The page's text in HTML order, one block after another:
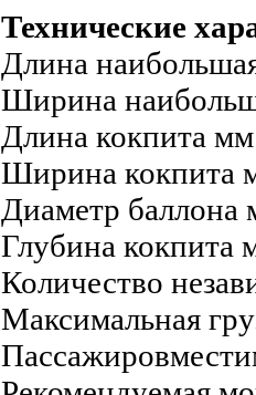
Технические
Длина
Ширина
Длина кокпита
Ширина кокпита
Диаметр баллона
Глубина кокпита
Количество
Максимальная